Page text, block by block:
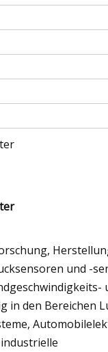
und -
in den Bereichen